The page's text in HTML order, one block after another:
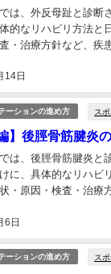
14日
は、外反母趾と診断
的なリハビリ方法と
・治療方針など、疾
ーションの進め方 ス
】後脛骨筋腱炎
6日
は、後脛骨筋腱炎と
に、具体的なリハビ
・原因・検査・治療
ーションの進め方 ス